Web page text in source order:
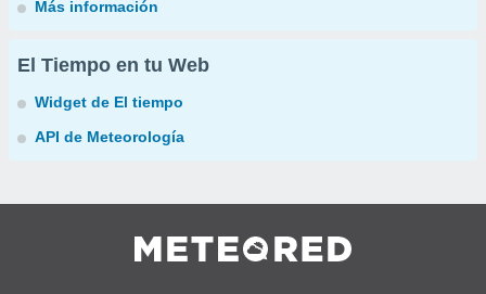
Más información
El Tiempo en tu Web
Widget de El tiempo
API de Meteorología